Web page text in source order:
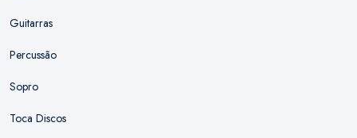
Guitarras
Percussão
Sopro
Toca Discos